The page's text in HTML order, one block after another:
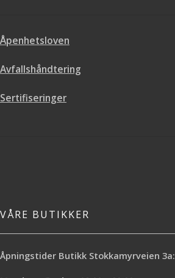
Åpenhetsloven
Avfallshåndtering
Sertifiseringer
VÅRE BUTIKKER
Åpningstider Butikk Stokkamyrveien 3a: